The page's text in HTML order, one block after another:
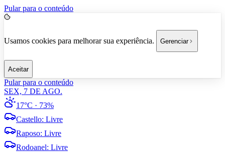
Pular para o conteúdo
Usamos cookies para melhorar sua experiência. Gerenciar
Aceitar
Pular para o conteúdo
SEX, 7 DE AGO.
17°C · 73%
Castello: Livre
Raposo: Livre
Rodoanel: Livre